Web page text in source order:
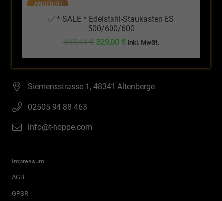
ANGEBOT!
✅ * SALE * Edelstahl-Staukasten ES
500/600/600
447,44€ Ursprünglicher
Preis
war:
447,44 €
329,00 €Aktueller
Preis
ist:
329,00 €.
inkl. MwSt.
Siemensstrasse 1, 48341 Altenberge
02505 94 88 463
info@t-hoppe.com
Impressum
AGB
GPSR